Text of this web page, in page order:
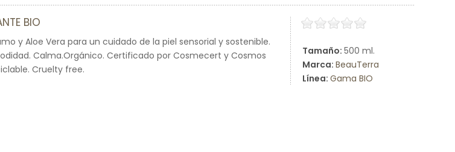
Tamaño: 500 ml.
Marca: BeauTerra
Línea: Gama BIO
BIO
y Aloe Vera para un cuidado de la piel sensorial y sostenible.
Calma.Orgánico. Certificado por Cosmecert y Cosmos
Cruelty free.